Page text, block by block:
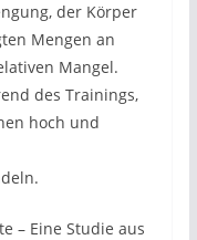
der Körper
Mengen an
Mangel.
des Trainings,
hoch und
– Eine Studie aus